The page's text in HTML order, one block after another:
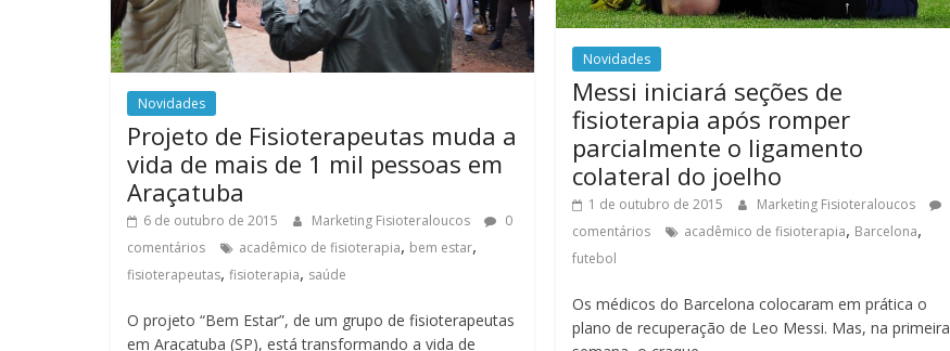
Novidades
Projeto de Fisioterapeutas muda a
vida de mais de 1 mil pessoas em
Araçatuba
6 de outubro de 2015 Marketing Fisioteraloucos
0
comentários
acadêmico de fisioterapia, bem estar,
fisioterapeutas, fisioterapia, saúde
O projeto “Bem Estar”, de um grupo de fisioterapeutas
em Araçatuba (SP), está transformando a vida de
Novidades
Messi iniciará seções de
fisioterapia após romper
parcialmente o ligamento
colateral do joelho
1 de outubro de 2015 Marketing Fisioteraloucos
comentários
acadêmico de fisioterapia, Barcelona,
futebol
Os médicos do Barcelona colocaram em prática o
plano de recuperação de Leo Messi. Mas, na primeira